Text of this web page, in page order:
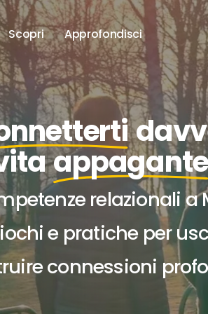
Scopri Approfondisci
relazionali a
e pratiche per
connessioni